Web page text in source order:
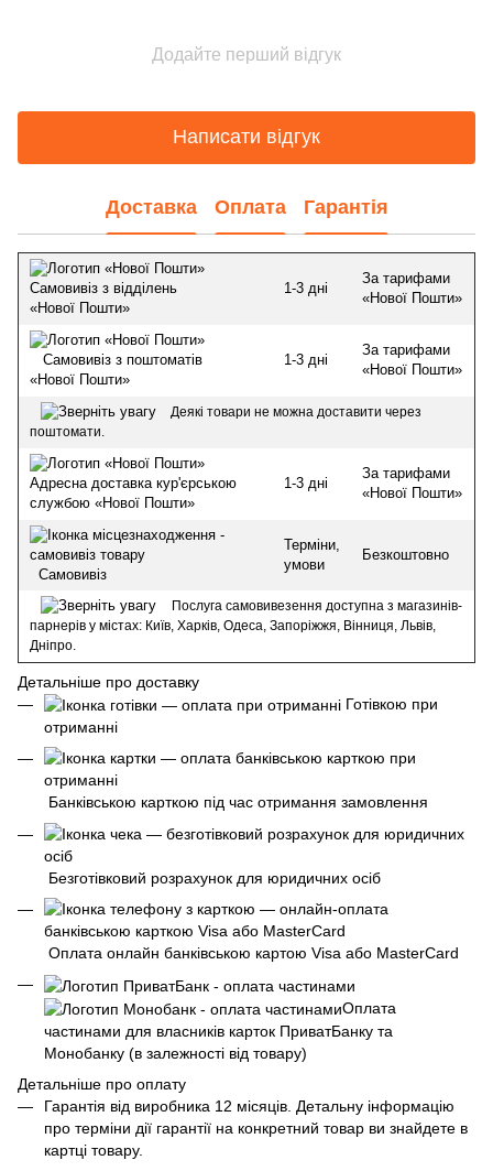
Додайте перший відгук
Написати відгук
Доставка Оплата Гарантія
Самовивіз з відділень
«Нової Пошти»
1-3 дні
За тарифами
«Нової Пошти»
Самовивіз з поштоматів
«Нової Пошти»
1-3 дні
За тарифами
«Нової Пошти»
Деякі товари не можна доставити через
поштомати.
Адресна доставка кур'єрською
службою «Нової Пошти»
1-3 дні
За тарифами
«Нової Пошти»
Самовивіз
Терміни,
умови
Безкоштовно
Послуга самовивезення доступна з магазинів-
парнерів у містах: Київ, Харків, Одеса, Запоріжжя, Вінниця, Львів,
Дніпро.
Детальніше про доставку
Готівкою при
отриманні
Банківською карткою під час отримання замовлення
Безготівковий розрахунок для юридичних осіб
Оплата онлайн банківською картою Visa або MasterCard
Оплата
частинами для власників карток ПриватБанку та
Монобанку (в залежності від товару)
Детальніше про оплату
Гарантія від виробника 12 місяців. Детальну інформацію
про терміни дії гарантії на конкретний товар ви знайдете в
картці товару.